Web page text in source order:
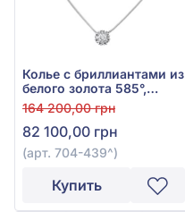
Колье с бриллиантами из
белого золота 585°,
бриллиант 0,24ct, арт.
704-439
164 200,00 грн
82 100,00 грн
(арт. 704-439^)
Купить